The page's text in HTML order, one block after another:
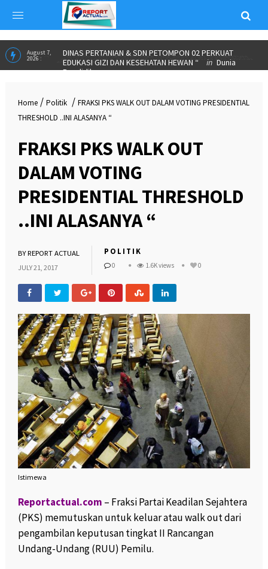
EDUKASI GIZI DAN KESEHATAN HEWAN “
Pendidikan
June 23,
2026 :
ALUMNI PARTNERSHIP MEETING 2026 JADI MOMENTUM
IKA SPs UNNES PERKUAT KOLABORASI DAN SALURKAN
BEASISWA”inINSPIRASI
Home / Politik / FRAKSI PKS WALK OUT DALAM VOTING PRESIDENTIAL
THRESHOLD ..INI ALASANYA “
FRAKSI PKS WALK OUT
DALAM VOTING
PRESIDENTIAL THRESHOLD
..INI ALASANYA “
BYREPORT ACTUAL
JULY 21, 2017
POLITIK
0 1.6K views 0
Istimewa
Reportactual.com – Fraksi Partai Keadilan Sejahtera
(PKS) memutuskan untuk keluar atau walk out dari
pengambilan keputusan tingkat II Rancangan
Undang-Undang (RUU) Pemilu.